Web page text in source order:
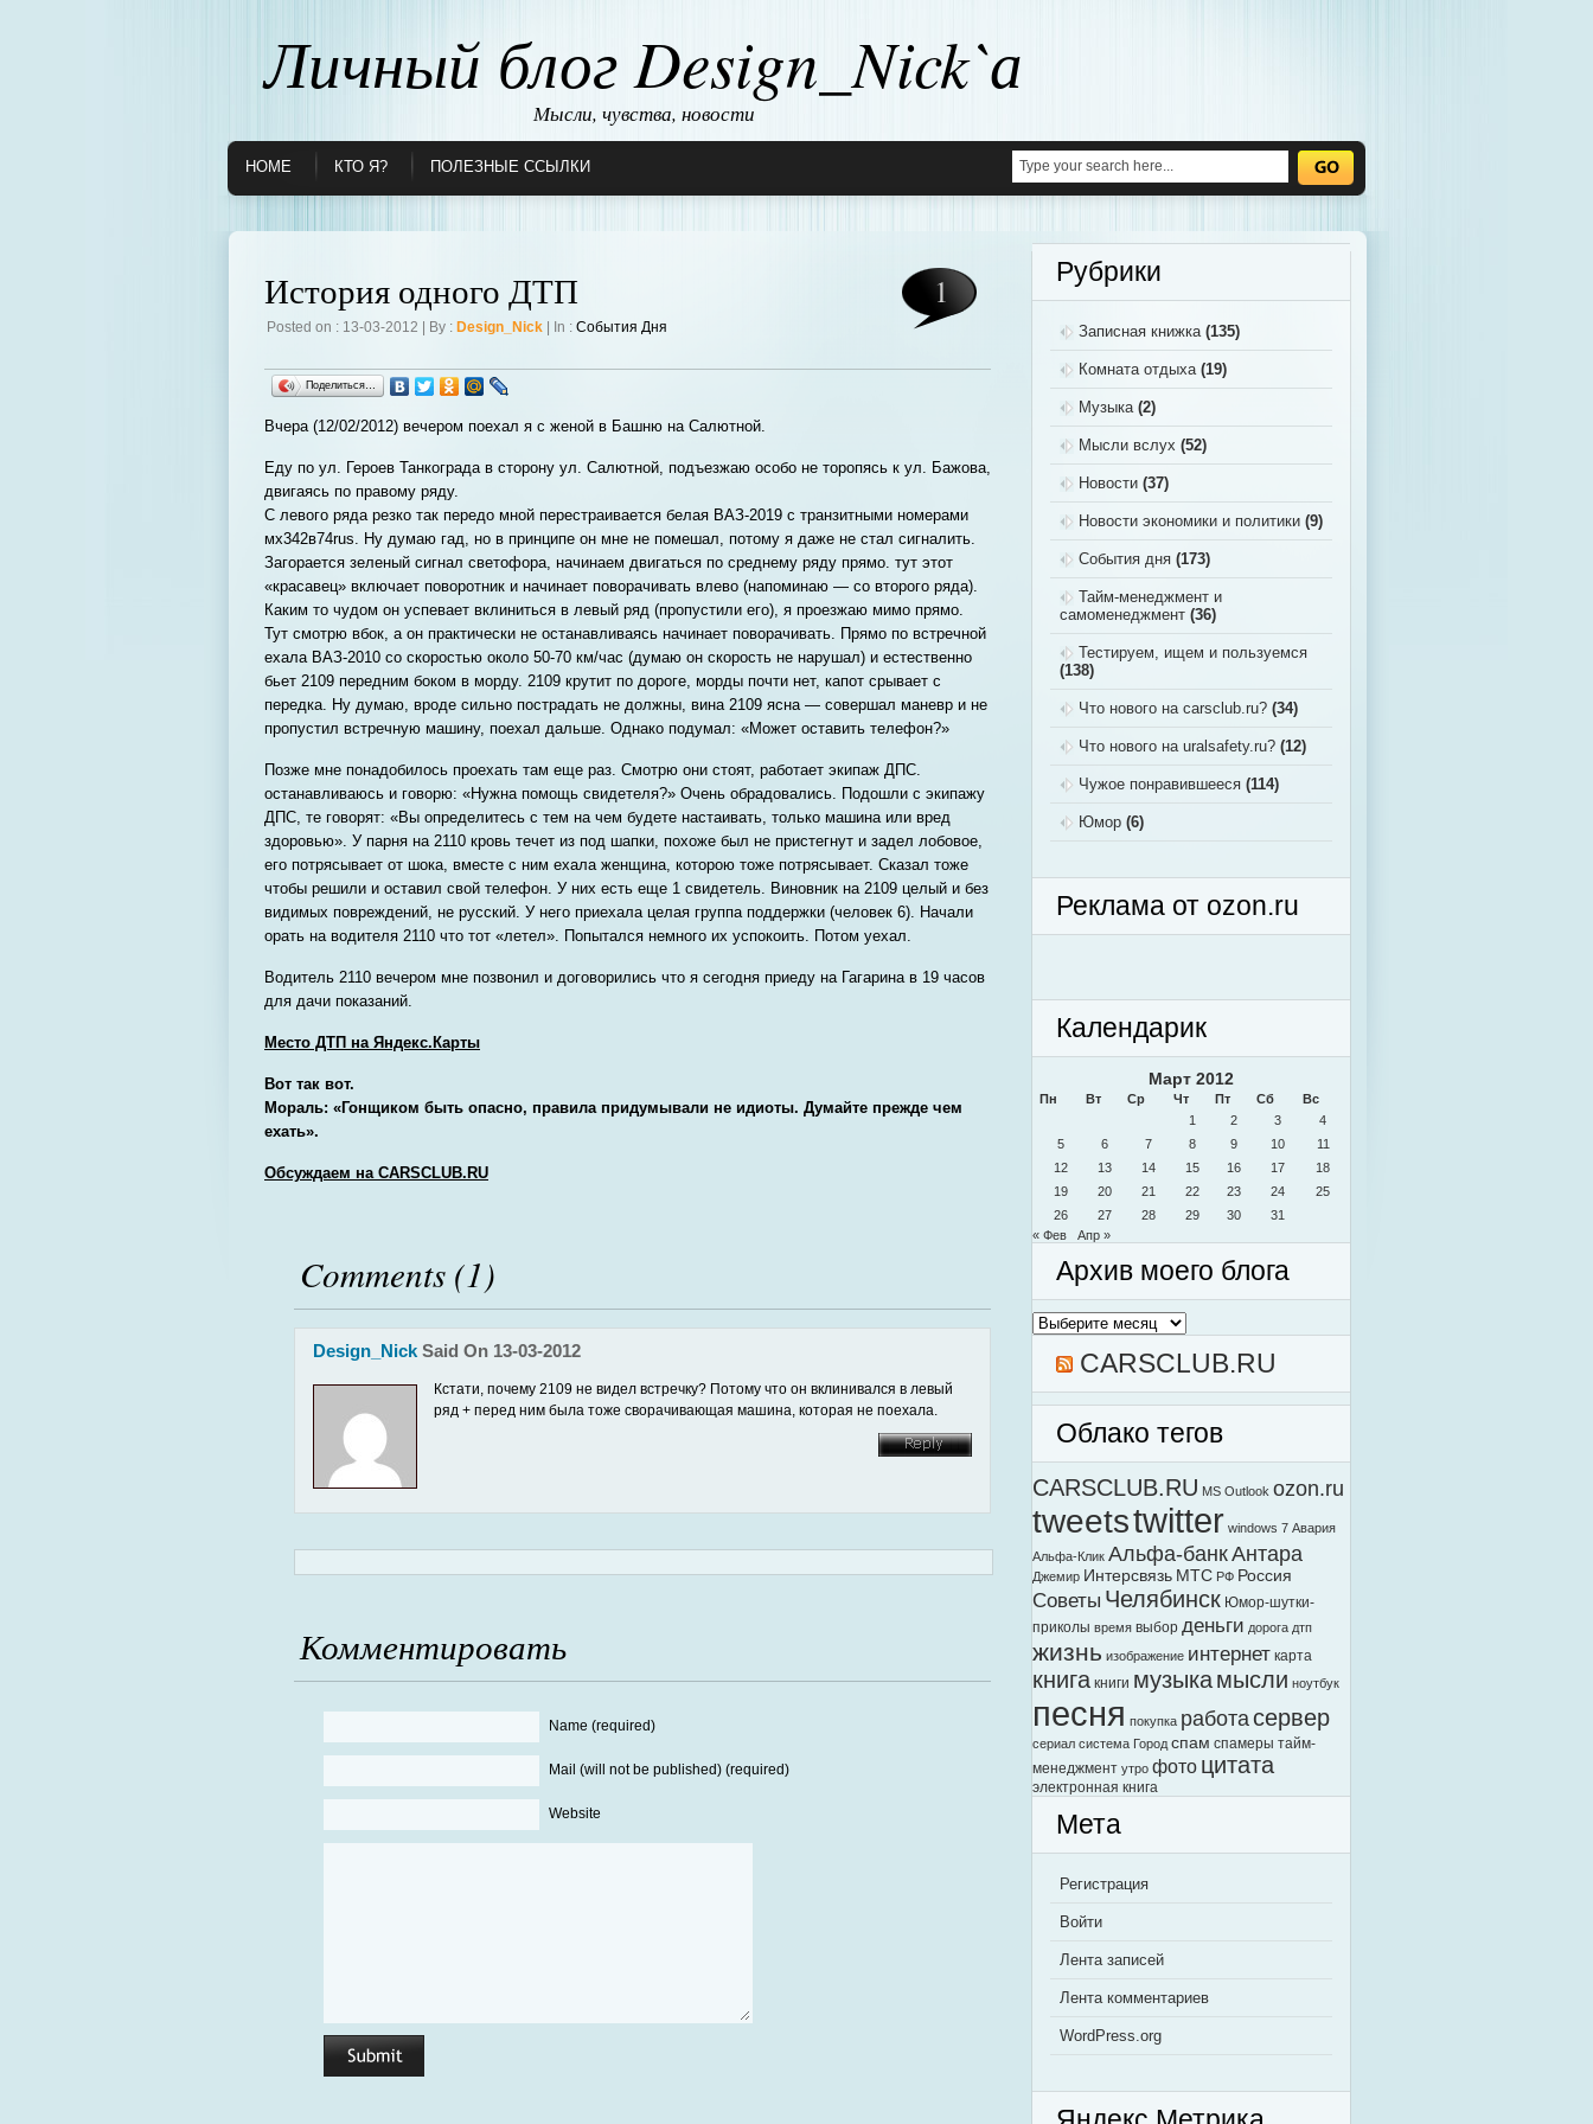
Личный блог Design_Nick`а
Мысли, чувства, новости
HOME КТО Я? ПОЛЕЗНЫЕ ССЫЛКИ
История одного ДТП
Posted on : 13-03-2012 | By : Design_Nick | In : События Дня
1
Поделиться…
Вчера (12/02/2012) вечером поехал я с женой в Башню на Салютной.
Еду по ул. Героев Танкограда в сторону ул. Салютной, подъезжаю особо не торопясь к ул. Бажова,
двигаясь по правому ряду.
С левого ряда резко так передо мной перестраивается белая ВАЗ-2019 с транзитными номерами
мх342в74rus. Ну думаю гад, но в принципе он мне не помешал, потому я даже не стал сигналить.
Загорается зеленый сигнал светофора, начинаем двигаться по среднему ряду прямо. тут этот
«красавец» включает поворотник и начинает поворачивать влево (напоминаю — со второго ряда).
Каким то чудом он успевает вклиниться в левый ряд (пропустили его), я проезжаю мимо прямо.
Тут смотрю вбок, а он практически не останавливаясь начинает поворачивать. Прямо по встречной
ехала ВАЗ-2010 со скоростью около 50-70 км/час (думаю он скорость не нарушал) и естественно
бьет 2109 передним боком в морду. 2109 крутит по дороге, морды почти нет, капот срывает с
передка. Ну думаю, вроде сильно пострадать не должны, вина 2109 ясна — совершал маневр и не
пропустил встречную машину, поехал дальше. Однако подумал: «Может оставить телефон?»
Позже мне понадобилось проехать там еще раз. Смотрю они стоят, работает экипаж ДПС.
останавливаюсь и говорю: «Нужна помощь свидетеля?» Очень обрадовались. Подошли с экипажу
ДПС, те говорят: «Вы определитесь с тем на чем будете настаивать, только машина или вред
здоровью». У парня на 2110 кровь течет из под шапки, похоже был не пристегнут и задел лобовое,
его потрясывает от шока, вместе с ним ехала женщина, которою тоже потрясывает. Сказал тоже
чтобы решили и оставил свой телефон. У них есть еще 1 свидетель. Виновник на 2109 целый и без
видимых повреждений, не русский. У него приехала целая группа поддержки (человек 6). Начали
орать на водителя 2110 что тот «летел». Попытался немного их успокоить. Потом уехал.
Водитель 2110 вечером мне позвонил и договорились что я сегодня приеду на Гагарина в 19 часов
для дачи показаний.
Место ДТП на Яндекс.Карты
Вот так вот.
Мораль: «Гонщиком быть опасно, правила придумывали не идиоты. Думайте прежде чем
ехать».
Обсуждаем на CARSCLUB.RU
Comments (1)
Design_Nick Said On 13-03-2012
Кстати, почему 2109 не видел встречку? Потому что он вклинивался в левый
ряд + перед ним была тоже сворачивающая машина, которая не поехала.
Комментировать
Name (required)
Mail (will not be published) (required)
Website
Рубрики
Записная книжка(135)
Комната отдыха(19)
Музыка(2)
Мысли вслух (52)
Новости (37)
Новости экономики и политики (9)
События дня (173)
Тайм-менеджмент и
самоменеджмент (36)
Тестируем, ищем и пользуемся
(138)
Что нового на carsclub.ru? (34)
Что нового на uralsafety.ru? (12)
Чужое понравившееся (114)
Юмор (6)
Реклама от ozon.ru
Календарик
Март 2012
Пн Вт Ср Чт Пт Сб
Вс
1
2 3
4
5
6 7 8 9 10
11
12
13 14 15 16 17
18
19
20 21 22 23 24
25
26
27 28 29 30
31
« Фев
Апр »
Архив моего блога
Архив
моего
CARSCLUB.RU
Облако тегов
CARSCLUB.RU MS Outlook ozon.ru
tweetstwitter windows 7 Авария
Альфа-Клик Альфа-банкАнтара
Джемир Интерсвязь МТС РФ Россия
Советы Челябинск Юмор-шутки-
приколы время выбор деньги дорога дтп
жизнь изображение интернет карта
книга книги музыкамысли ноутбук
песня покупка работасервер
сериал система Город спам спамеры тайм-
менеджмент утро фото цитата
электронная книга
Мета
Регистрация
Войти
Лента записей
Лента комментариев
WordPress.org